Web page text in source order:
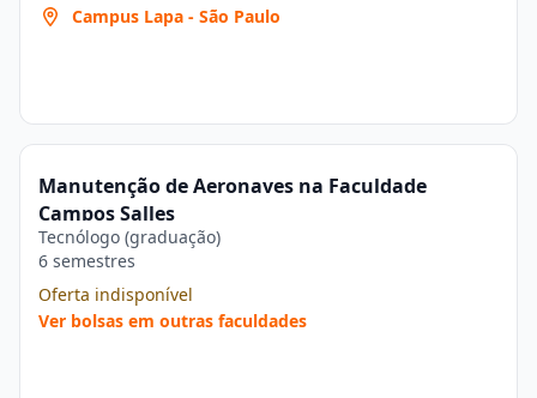
Campus Lapa - São Paulo
Manutenção de Aeronaves na Faculdade
Campos Salles
Tecnólogo (graduação)
6 semestres
Oferta indisponível
Ver bolsas em outras faculdades